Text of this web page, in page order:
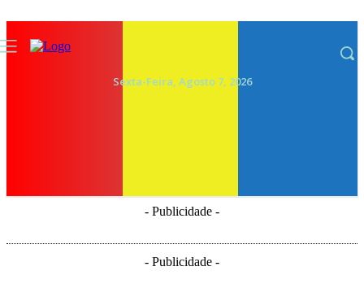
Sexta-Feira, Agosto 7, 2026
- Publicidade -
- Publicidade -